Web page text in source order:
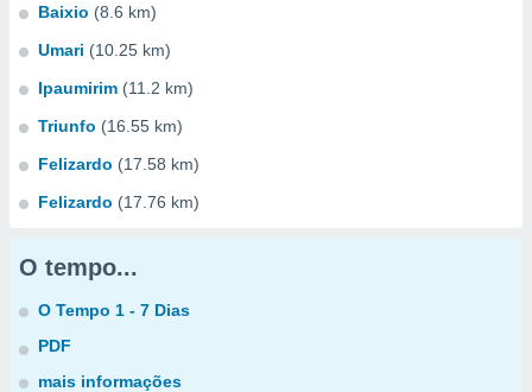
Baixio (8.6 km)
Umari (10.25 km)
Ipaumirim (11.2 km)
Triunfo (16.55 km)
Felizardo (17.58 km)
Felizardo (17.76 km)
O tempo...
O Tempo 1 - 7 Dias
PDF
mais informações